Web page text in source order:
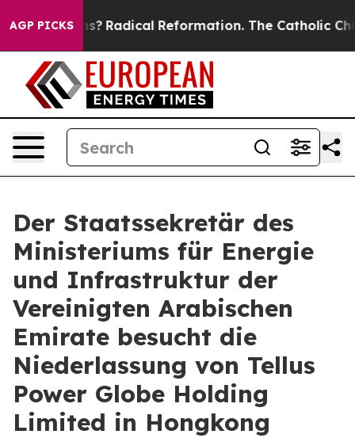
AGP PICKS
Radical Reformation. The Catholic Church’s
Der Staatssekretär des
Ministeriums für Energie
und Infrastruktur der
Vereinigten Arabischen
Emirate besucht die
Niederlassung von Tellus
Power Globe Holding
Limited in Hongkong